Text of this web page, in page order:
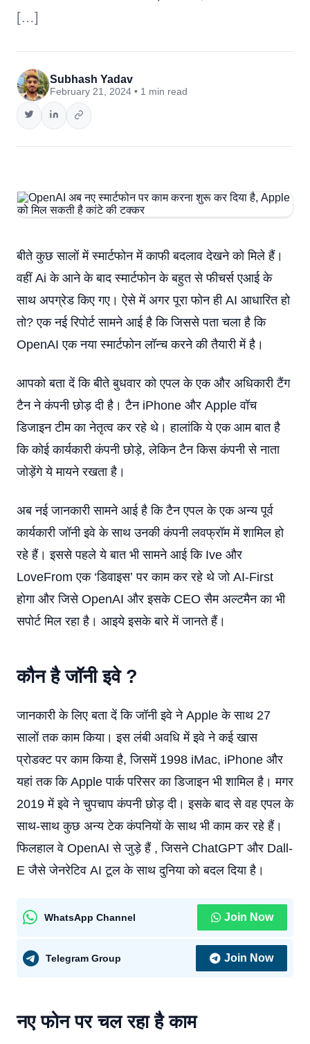
[…]
Subhash Yadav
February 21, 2024 • 1 min read
बीते कुछ सालों में स्मार्टफोन में काफी बदलाव देखने को मिले हैं।
वहीं Ai के आने के बाद स्मार्टफोन के बहुत से फीचर्स एआई के
साथ अपग्रेड किए गए। ऐसे में अगर पूरा फोन ही AI आधारित हो
तो? एक नई रिपोर्ट सामने आई है कि जिससे पता चला है कि
OpenAI एक नया स्मार्टफोन लॉन्च करने की तैयारी में है।
आपको बता दें कि बीते बुधवार को एपल के एक और अधिकारी टैंग
टैन ने कंपनी छोड़ दी है। टैन iPhone और Apple वॉच
डिजाइन टीम का नेतृत्व कर रहे थे। हालांकि ये एक आम बात है
कि कोई कार्यकारी कंपनी छोड़े, लेकिन टैन किस कंपनी से नाता
जोड़ेंगे ये मायने रखता है।
अब नई जानकारी सामने आई है कि टैन एपल के एक अन्य पूर्व
कार्यकारी जॉनी इवे के साथ उनकी कंपनी लवफ्रॉम में शामिल हो
रहे हैं। इससे पहले ये बात भी सामने आई कि Ive और
LoveFrom एक ‘डिवाइस’ पर काम कर रहे थे जो AI-First
होगा और जिसे OpenAI और इसके CEO सैम अल्टमैन का भी
सपोर्ट मिल रहा है। आइये इसके बारे में जानते हैं।
कौन है जॉनी इवे ?
जानकारी के लिए बता दें कि जॉनी इवे ने Apple के साथ 27
सालों तक काम किया। इस लंबी अवधि में इवे ने कई खास
प्रोडक्ट पर काम किया है, जिसमें 1998 iMac, iPhone और
यहां तक कि Apple पार्क परिसर का डिजाइन भी शामिल है। मगर
2019 में इवे ने चुपचाप कंपनी छोड़ दी। इसके बाद से वह एपल के
साथ-साथ कुछ अन्य टेक कंपनियों के साथ भी काम कर रहे हैं।
फिलहाल वे OpenAI से जुड़े हैं , जिसने ChatGPT और Dall-
E जैसे जेनरेटिव AI टूल के साथ दुनिया को बदल दिया है।
WhatsApp Channel Join Now
Telegram Group Join Now
नए फोन पर चल रहा है काम